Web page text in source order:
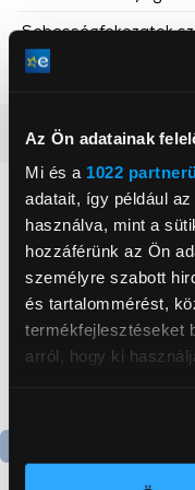
Az Ön adatainak
Mi és a 1022
adatait, így például
használva, mint a
hozzáférünk az Ön
személyre szabott
és tartalommérést,
termékfejlesztéseket
arról, hogy ki
Sebességfokozatok
Szín
Részletes ismertető